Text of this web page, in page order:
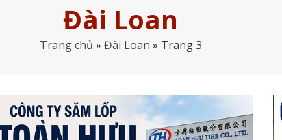
Đài Loan
Trang chủ » Đài Loan » Trang 3